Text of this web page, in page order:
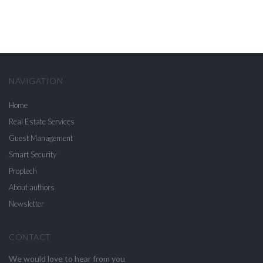
NAVIGATION
Home
Real Estate Services
Guest Management
Smart Security
Proptech
About authors
Newsletter
CONTACT
We would love to hear from you